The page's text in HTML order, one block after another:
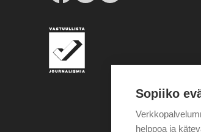
Sopiiko
helppoa ja